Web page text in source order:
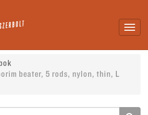
beater, 5 rods, nylon, thin, L